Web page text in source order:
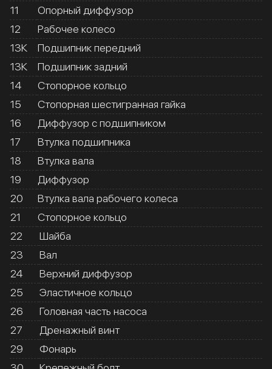
11
Опорный диффузор
12
Рабочее колесо
13К
Подшипник передний
13К
Подшипник задний
14
Стопорное кольцо
15
Стопорная шестигранная гайка
16
Диффузор с подшипником
17
Втулка подшипника
18
Втулка вала
19
Диффузор
20
Втулка вала рабочего колеса
21
Стопорное кольцо
22
Шайба
23
Вал
24
Верхний диффузор
25
Эластичное кольцо
26
Головная часть насоса
27
Дренажный винт
29
Фонарь